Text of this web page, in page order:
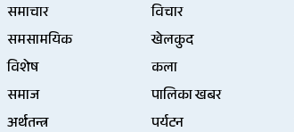
समाचार
समसामयिक
विशेष
समाज
अर्थतन्त्र
विचार
खेलकुद
कला
पालिका खबर
पर्यटन